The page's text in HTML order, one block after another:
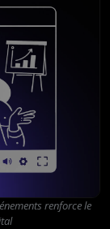
renforce le